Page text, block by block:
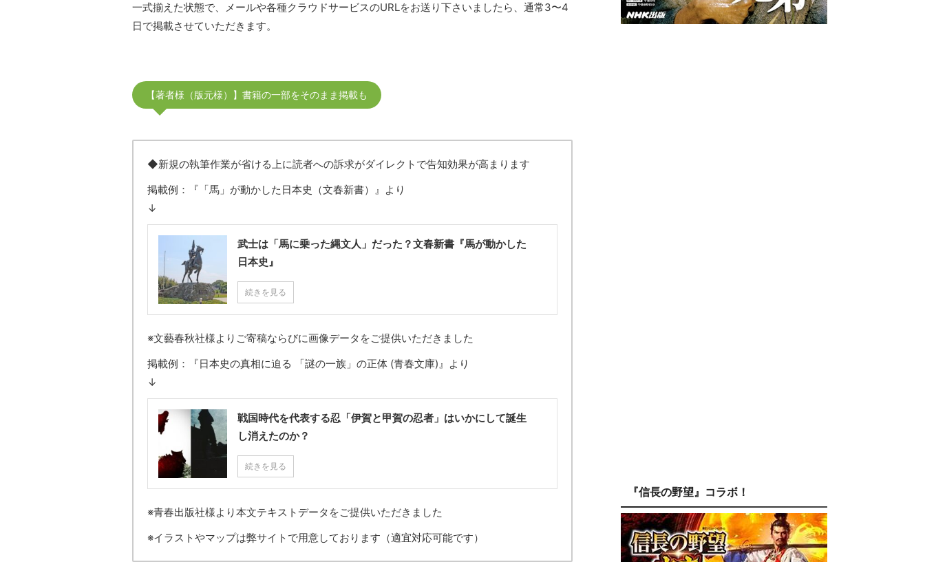
一式揃えた状態で、メールや各種クラウドサービスのURLをお送り下さいましたら、通常3〜4
日で掲載させていただきます。
【著者様（版元様）】書籍の一部をそのまま掲載も
◆新規の執筆作業が省ける上に読者への訴求がダイレクトで告知効果が高まります
掲載例：『「馬」が動かした日本史（文春新書）』より
↓
武士は「馬に乗った縄文人」だった？文春新書『馬が動かした
日本史』
続きを見る
※文藝春秋社様よりご寄稿ならびに画像データをご提供いただきました
掲載例：『日本史の真相に迫る 「謎の一族」の正体 (青春文庫)』より
↓
戦国時代を代表する忍「伊賀と甲賀の忍者」はいかにして誕生
し消えたのか？
続きを見る
※青春出版社様より本文テキストデータをご提供いただきました
※イラストやマップは弊サイトで用意しております（適宜対応可能です）
『信長の野望』コラボ！